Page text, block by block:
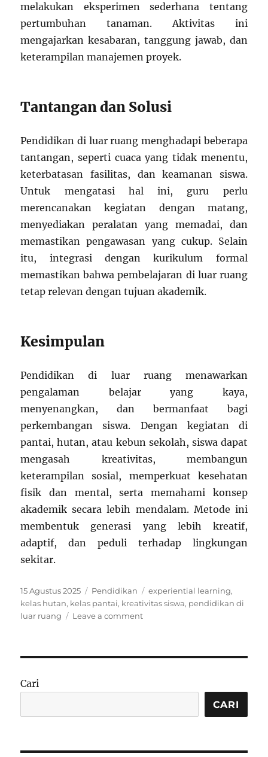
melakukan eksperimen sederhana tentang
pertumbuhan tanaman. Aktivitas ini
mengajarkan kesabaran, tanggung jawab, dan
keterampilan manajemen proyek.
Tantangan dan Solusi
Pendidikan di luar ruang menghadapi beberapa
tantangan, seperti cuaca yang tidak menentu,
keterbatasan fasilitas, dan keamanan siswa.
Untuk mengatasi hal ini, guru perlu
merencanakan kegiatan dengan matang,
menyediakan peralatan yang memadai, dan
memastikan pengawasan yang cukup. Selain
itu, integrasi dengan kurikulum formal
memastikan bahwa pembelajaran di luar ruang
tetap relevan dengan tujuan akademik.
Kesimpulan
Pendidikan di luar ruang menawarkan
pengalaman belajar yang kaya,
menyenangkan, dan bermanfaat bagi
perkembangan siswa. Dengan kegiatan di
pantai, hutan, atau kebun sekolah, siswa dapat
mengasah kreativitas, membangun
keterampilan sosial, memperkuat kesehatan
fisik dan mental, serta memahami konsep
akademik secara lebih mendalam. Metode ini
membentuk generasi yang lebih kreatif,
adaptif, dan peduli terhadap lingkungan
sekitar.
Posted
on
15 Agustus 2025 Categories
Pendidikan Tags
experiential learning,
kelas hutan, kelas pantai, kreativitas siswa, pendidikan di
luar ruang
Leave a commenton
Kelas
dan
Generasi
Cari
CARI